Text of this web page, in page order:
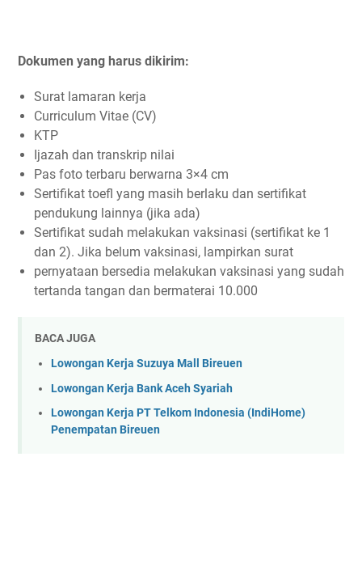
Dokumen yang harus dikirim:
Surat lamaran kerja
Curriculum Vitae (CV)
KTP
Ijazah dan transkrip nilai
Pas foto terbaru berwarna 3×4 cm
Sertifikat toefl yang masih berlaku dan sertifikat
pendukung lainnya (jika ada)
Sertifikat sudah melakukan vaksinasi (sertifikat ke 1
dan 2). Jika belum vaksinasi, lampirkan surat
pernyataan bersedia melakukan vaksinasi yang sudah
tertanda tangan dan bermaterai 10.000
BACA JUGA
Lowongan Kerja Suzuya Mall Bireuen
Lowongan Kerja Bank Aceh Syariah
Lowongan Kerja PT Telkom Indonesia (IndiHome)
Penempatan Bireuen